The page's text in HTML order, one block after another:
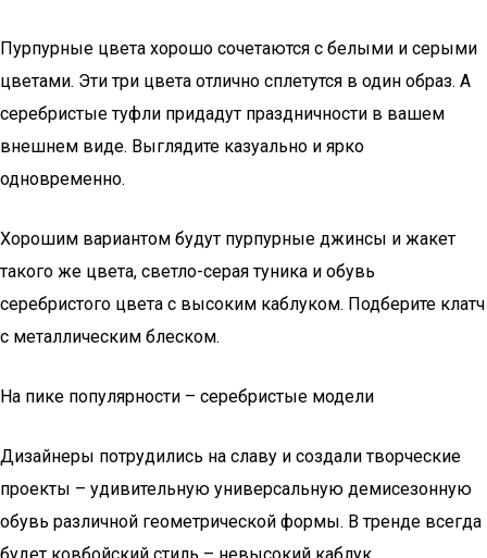
Пурпурные цвета хорошо сочетаются с белыми и серыми
цветами. Эти три цвета отлично сплетутся в один образ. А
серебристые туфли придадут праздничности в вашем
внешнем виде. Выглядите казуально и ярко
одновременно.
Хорошим вариантом будут пурпурные джинсы и жакет
такого же цвета, светло-серая туника и обувь
серебристого цвета с высоким каблуком. Подберите клатч
с металлическим блеском.
На пике популярности – серебристые модели
Дизайнеры потрудились на славу и создали творческие
проекты – удивительную универсальную демисезонную
обувь различной геометрической формы. В тренде всегда